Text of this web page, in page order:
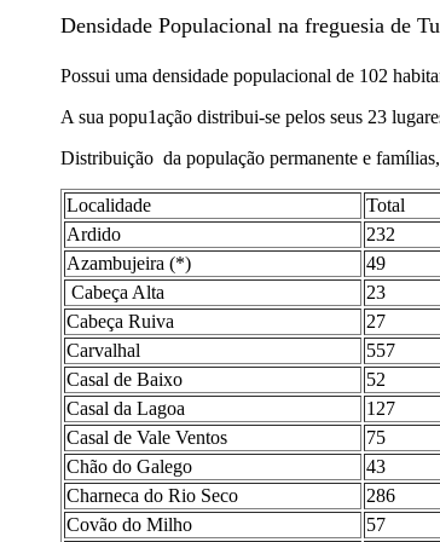
Densidade Populacional na freguesia de
Possui uma densidade populacional de 102
A sua popu1ação distribui-se pelos seus 23
Distribuição da população permanente e
Localidade Total
Ardido
232
Azambujeira (*)
49
Cabeça Alta
23
Cabeça Ruiva
27
Carvalhal
557
Casal de Baixo
52
Casal da Lagoa
127
Casal de Vale Ventos
75
Chão do Galego
43
Charneca do Rio Seco
286
Covão do Milho
57